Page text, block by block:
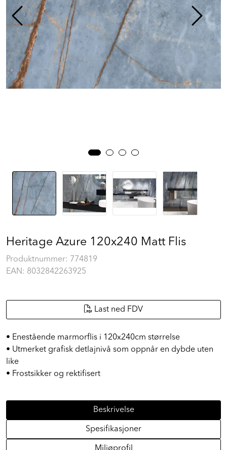
Heritage Azure 120x240 Matt Flis
Produktnummer: 774819
Last ned FDV
• Enestående marmorflis i 120x240cm størrelse
• Utmerket grafisk detlajnivå som oppnår en dybde uten
like
Beskrivelse
Spesifikasjoner
Prosjekt
Still et spørsmål
Favoritter ( )